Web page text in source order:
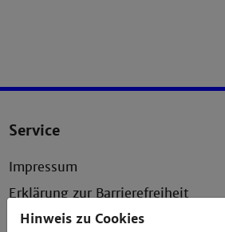
Service
Impressum
Erklärung zur Barrierefreiheit
Datenschutzerklärung
Hinweis zu Cookies